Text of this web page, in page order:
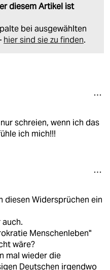
diesem Artikel ist
bei ausgewählten
hier sind sie zu finden.
schreien, wenn ich das
ich mich!!!
diesen Widersprüchen ein
Menschenleben"
wäre?
mal wieder die
Deutschen irgendwo